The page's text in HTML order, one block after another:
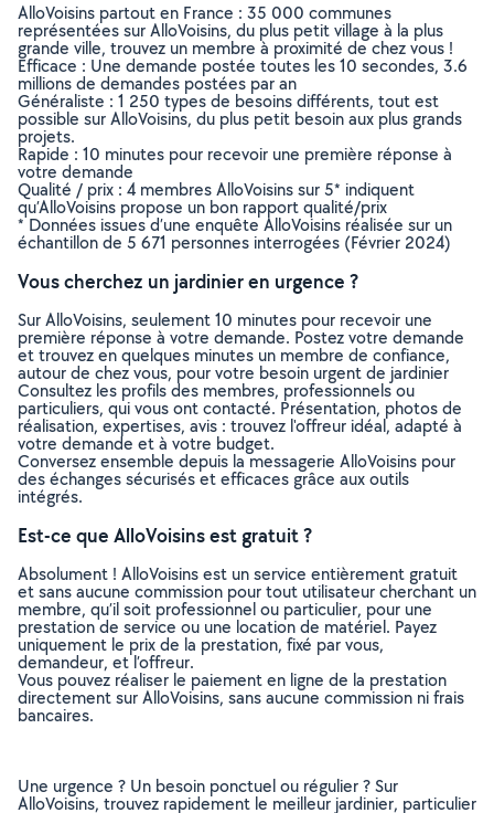
AlloVoisins partout en France : 35 000 communes
représentées sur AlloVoisins, du plus petit village à la plus
grande ville, trouvez un membre à proximité de chez vous !
Efficace : Une demande postée toutes les 10 secondes, 3.6
millions de demandes postées par an
Généraliste : 1 250 types de besoins différents, tout est
possible sur AlloVoisins, du plus petit besoin aux plus grands
projets.
Rapide : 10 minutes pour recevoir une première réponse à
votre demande
Qualité / prix : 4 membres AlloVoisins sur 5* indiquent
qu’AlloVoisins propose un bon rapport qualité/prix
* Données issues d’une enquête AlloVoisins réalisée sur un
échantillon de 5 671 personnes interrogées (Février 2024)
Vous cherchez un jardinier en urgence ?
Sur AlloVoisins, seulement 10 minutes pour recevoir une
première réponse à votre demande. Postez votre demande
et trouvez en quelques minutes un membre de confiance,
autour de chez vous, pour votre besoin urgent de jardinier
Consultez les profils des membres, professionnels ou
particuliers, qui vous ont contacté. Présentation, photos de
réalisation, expertises, avis : trouvez l'offreur idéal, adapté à
votre demande et à votre budget.
Conversez ensemble depuis la messagerie AlloVoisins pour
des échanges sécurisés et efficaces grâce aux outils
intégrés.
Est-ce que AlloVoisins est gratuit ?
Absolument ! AlloVoisins est un service entièrement gratuit
et sans aucune commission pour tout utilisateur cherchant un
membre, qu’il soit professionnel ou particulier, pour une
prestation de service ou une location de matériel. Payez
uniquement le prix de la prestation, fixé par vous,
demandeur, et l’offreur.
Vous pouvez réaliser le paiement en ligne de la prestation
directement sur AlloVoisins, sans aucune commission ni frais
bancaires.
Une urgence ? Un besoin ponctuel ou régulier ? Sur
AlloVoisins, trouvez rapidement le meilleur jardinier, particulier